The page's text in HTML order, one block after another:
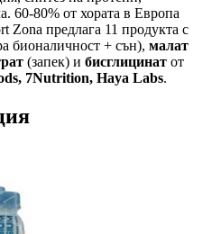
60-80% от хората в Европа
Zona предлага 11 продукта с
бионаличност + сън), малат
(запек) и бисглицинат от
7Nutrition, Haya Labs.